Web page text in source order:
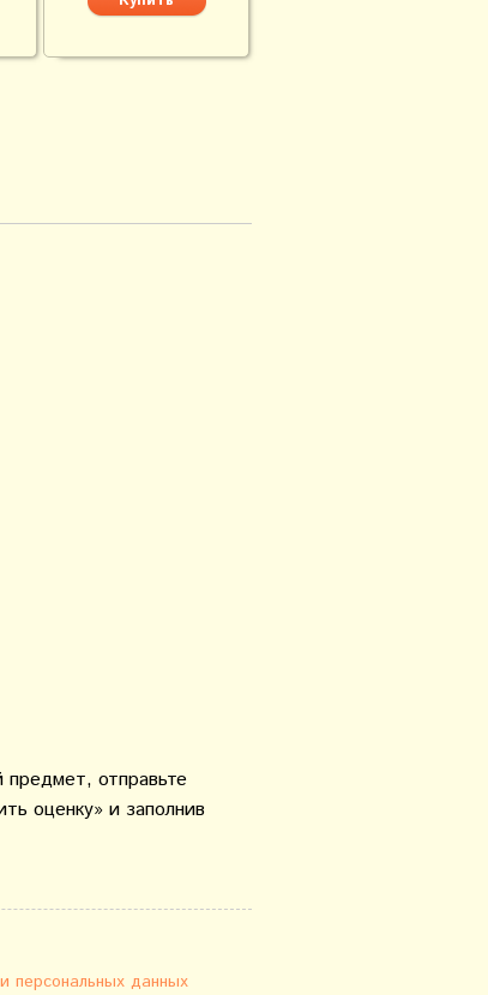
предмет, отправьте
оценку» и заполнив
персональных данных